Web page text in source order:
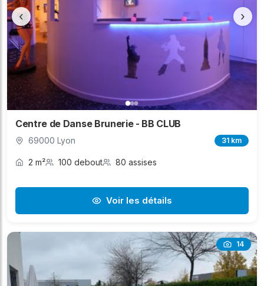
‹ ›
Centre de Danse Brunerie - BB CLUB
69000 Lyon 31 km
2 m² 100 debout 80 assises
Voir les détails
14